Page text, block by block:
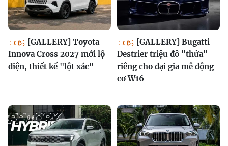
[GALLERY] Toyota
Innova Cross 2027 mới lộ
diện, thiết kế "lột xác"
[GALLERY] Bugatti
Destrier triệu đô "thửa"
riêng cho đại gia mê động
cơ W16